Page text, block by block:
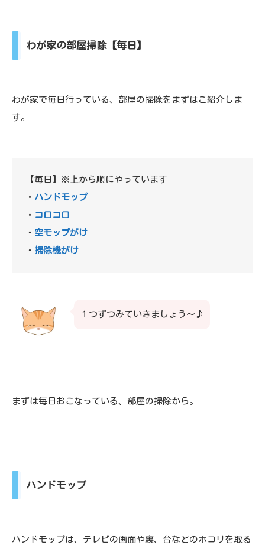
わが家の部屋掃除【毎日】
わが家で毎日行っている、部屋の掃除をまずはご紹介しま
す。
【毎日】※上から順にやっています
・ ハンドモップ
・ コロコロ
・ 空モップがけ
・ 掃除機がけ
１つずつみていきましょう～♪
まずは毎日おこなっている、部屋の掃除から。
ハンドモップ
ハンドモップは、テレビの画面や裏、台などのホコリを取る